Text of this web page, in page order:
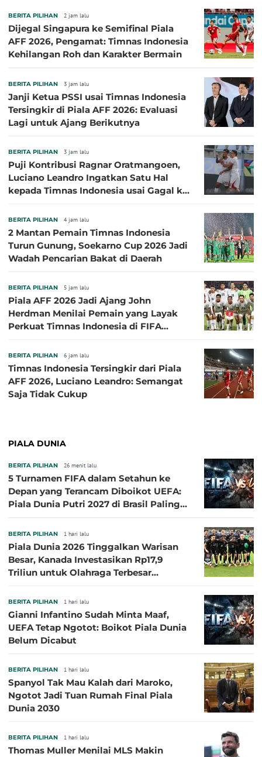
BERITA PILIHAN 2 jam lalu
Dijegal Singapura ke Semifinal Piala
AFF 2026, Pengamat: Timnas Indonesia
Kehilangan Roh dan Karakter Bermain
BERITA PILIHAN 3 jam lalu
Janji Ketua PSSI usai Timnas Indonesia
Tersingkir di Piala AFF 2026: Evaluasi
Lagi untuk Ajang Berikutnya
BERITA PILIHAN 3 jam lalu
Puji Kontribusi Ragnar Oratmangoen,
Luciano Leandro Ingatkan Satu Hal
kepada Timnas Indonesia usai Gagal ke
BERITA PILIHAN 4 jam lalu
2 Mantan Pemain Timnas Indonesia
Turun Gunung, Soekarno Cup 2026 Jadi
Wadah Pencarian Bakat di Daerah
BERITA PILIHAN 5 jam lalu
Piala AFF 2026 Jadi Ajang John
Herdman Menilai Pemain yang Layak
Perkuat Timnas Indonesia di FIFA
BERITA PILIHAN 6 jam lalu
Timnas Indonesia Tersingkir dari Piala
AFF 2026, Luciano Leandro: Semangat
Saja Tidak Cukup
PIALA DUNIA
BERITA PILIHAN 26 menit lalu
5 Turnamen FIFA dalam Setahun ke
Depan yang Terancam Diboikot UEFA:
Piala Dunia Putri 2027 di Brasil Paling
BERITA PILIHAN 1 hari lalu
Piala Dunia 2026 Tinggalkan Warisan
Besar, Kanada Investasikan Rp17,9
Triliun untuk Olahraga Terbesar
BERITA PILIHAN 1 hari lalu
Gianni Infantino Sudah Minta Maaf,
UEFA Tetap Ngotot: Boikot Piala Dunia
Belum Dicabut
BERITA PILIHAN 1 hari lalu
Spanyol Tak Mau Kalah dari Maroko,
Ngotot Jadi Tuan Rumah Final Piala
Dunia 2030
BERITA PILIHAN 1 hari lalu
Thomas Muller Menilai MLS Makin